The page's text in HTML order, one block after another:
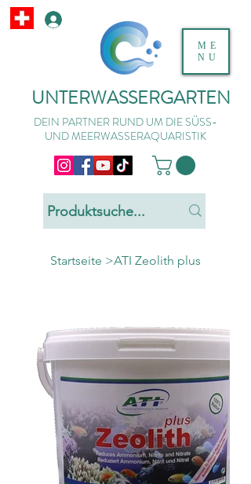
UNTERWASSERGARTEN
DEIN PARTNER RUND UM DIE SÜSS-
UND MEERWASSERAQUARISTIK
ME
NU
Startseite >ATI Zeolith plus